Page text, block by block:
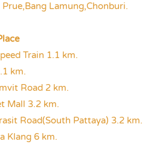
Prue,Bang Lamung,Chonburi.
Train 1.1 km.
km.
Road 2 km.
Mall 3.2 km.
Road(South Pattaya) 3.2 km.
Klang 6 km.